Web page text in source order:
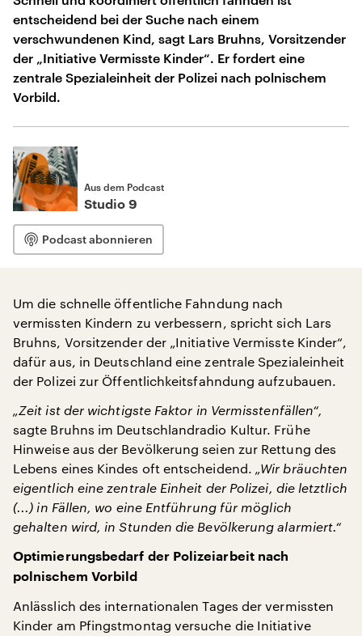
entscheidend bei der Suche nach einem
verschwundenen Kind, sagt Lars Bruhns, Vorsitzender
der „Initiative Vermisste Kinder“. Er fordert eine
zentrale Spezialeinheit der Polizei nach polnischem
Vorbild.
Aus dem Podcast
Studio 9
Podcast abonnieren
Um die schnelle öffentliche Fahndung nach
vermissten Kindern zu verbessern, spricht sich Lars
Bruhns, Vorsitzender der „Initiative Vermisste Kinder“,
dafür aus, in Deutschland eine zentrale Spezialeinheit
der Polizei zur Öffentlichkeitsfahndung aufzubauen.
„Zeit ist der wichtigste Faktor in Vermisstenfällen“,
sagte Bruhns im Deutschlandradio Kultur. Frühe
Hinweise aus der Bevölkerung seien zur Rettung des
Lebens eines Kindes oft entscheidend. „Wir bräuchten
eigentlich eine zentrale Einheit der Polizei, die letztlich
(...) in Fällen, wo eine Entführung für möglich
gehalten wird, in Stunden die Bevölkerung alarmiert.“
Optimierungsbedarf der Polizeiarbeit nach
polnischem Vorbild
Anlässlich des internationalen Tages der vermissten
Kinder am Pfingstmontag versuche die Initiative